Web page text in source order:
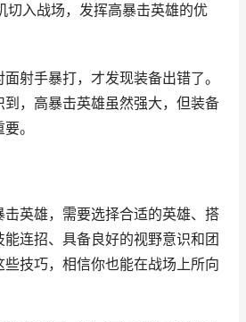
切入战场，发挥高暴击英雄的优
射手暴打，才发现装备出错了。
，高暴击英雄虽然强大，但装备
。
英雄，需要选择合适的英雄、搭
连招、具备良好的视野意识和团
些技巧，相信你也能在战场上所向